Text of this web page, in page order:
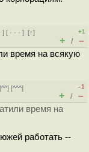
] [ · · ·][↑]
+1
+ / –
время на всякую
^^] [^^^]
–1
+ / –
время на
работать --